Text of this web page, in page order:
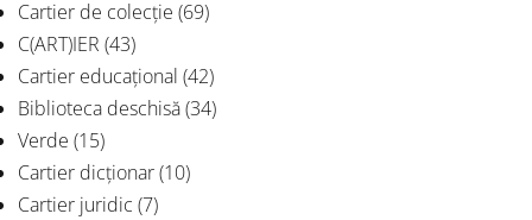
Cartier de colecție (69)
C(ART)IER (43)
Cartier educațional (42)
Biblioteca deschisă(34)
Verde (15)
Cartier dicționar(10)
Cartier juridic (7)